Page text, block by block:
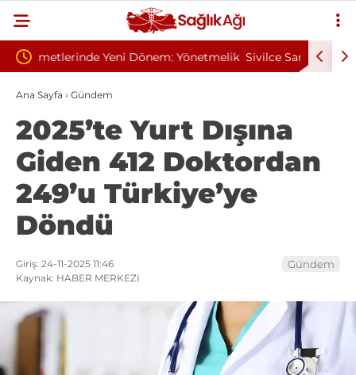
Sivilce Sandı, Cilt Kanseri Çıktı: Ameliyattan 60
Dikişle Uyandı
Ana Sayfa › Gündem
2025’te Yurt Dışına
Giden 412 Doktordan
249’u Türkiye’ye
Döndü
Giriş: 24-11-2025 11:46
Kaynak: HABER MERKEZI
Gündem